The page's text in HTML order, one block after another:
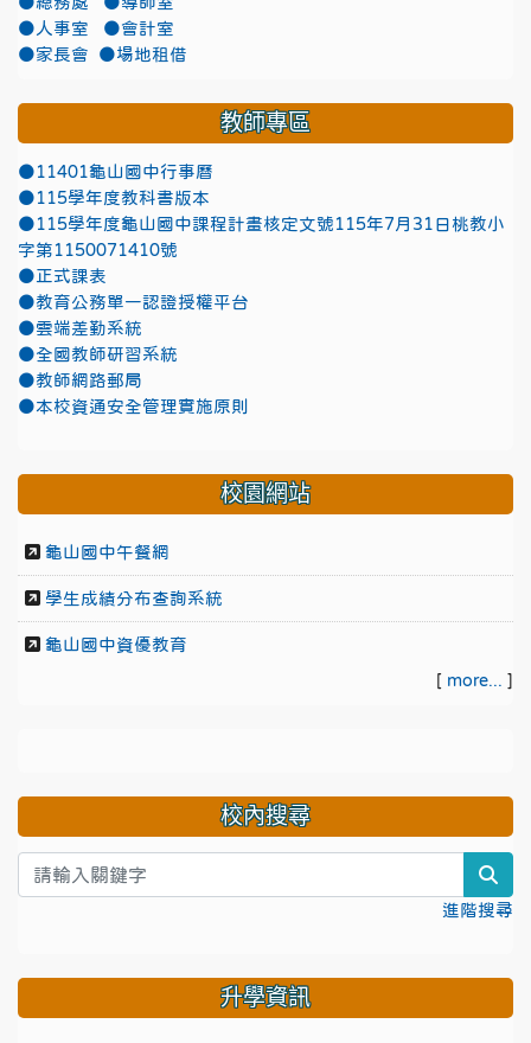
●人事室
●會計室
●家長會
●場地租借
教師專區
●11401龜山國中行事曆
●115學年度教科書版本
●115學年度龜山國中課程計畫核定文號115年7月31日桃教小
字第1150071410號
●正式課表
●教育公務單一認證授權平台
●雲端差勤系統
●全國教師研習系統
●教師網路郵局
●本校資通安全管理實施原則
校園網站
龜山國中午餐網
學生成績分布查詢系統
龜山國中資優教育
[ more... ]
校內搜尋
進階搜尋
升學資訊